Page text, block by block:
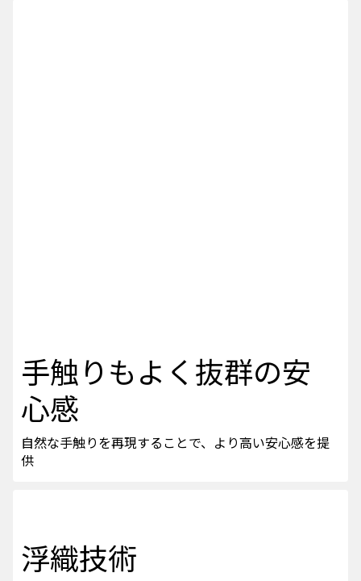
手触りもよく抜群の安
心感
自然な手触りを再現することで、より高い安心感を提
供
浮織技術